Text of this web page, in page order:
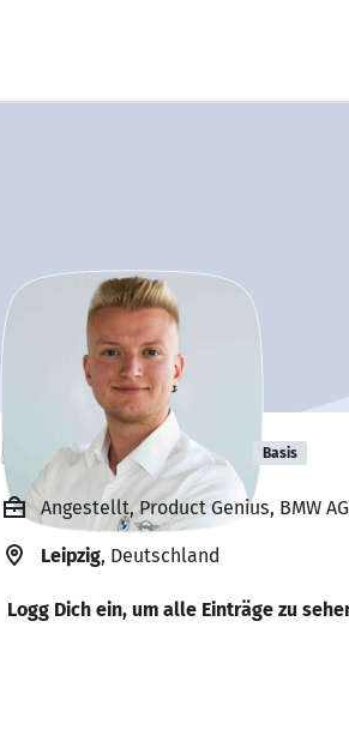
Erik Hintersdorf Basis
Angestellt, Product Genius, BMW
Leipzig, Deutschland
Logg Dich ein, um alle Einträge zu